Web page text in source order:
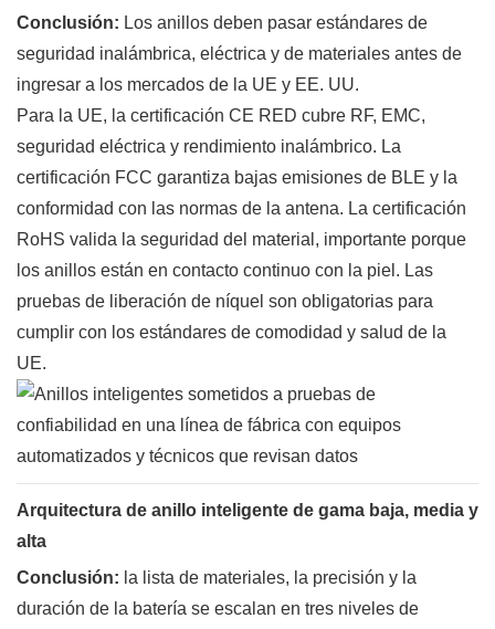
Conclusión: Los anillos deben pasar estándares de
seguridad inalámbrica, eléctrica y de materiales antes de
ingresar a los mercados de la UE y EE. UU.
Para la UE, la certificación CE RED cubre RF, EMC,
seguridad eléctrica y rendimiento inalámbrico. La
certificación FCC garantiza bajas emisiones de BLE y la
conformidad con las normas de la antena. La certificación
RoHS valida la seguridad del material, importante porque
los anillos están en contacto continuo con la piel. Las
pruebas de liberación de níquel son obligatorias para
cumplir con los estándares de comodidad y salud de la
UE.
Arquitectura de anillo inteligente de gama baja, media y
alta
Conclusión: la lista de materiales, la precisión y la
duración de la batería se escalan en tres niveles de